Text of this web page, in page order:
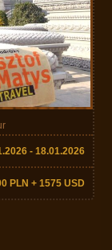
- 18.01.2026
PLN + 1575 USD